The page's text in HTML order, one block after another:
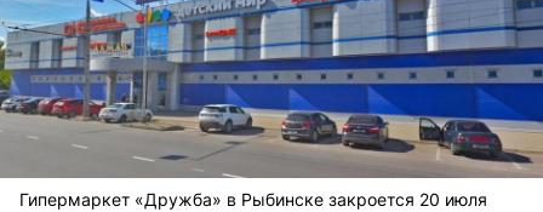
Гипермаркет «Дружба» в Рыбинске закроется 20 июля